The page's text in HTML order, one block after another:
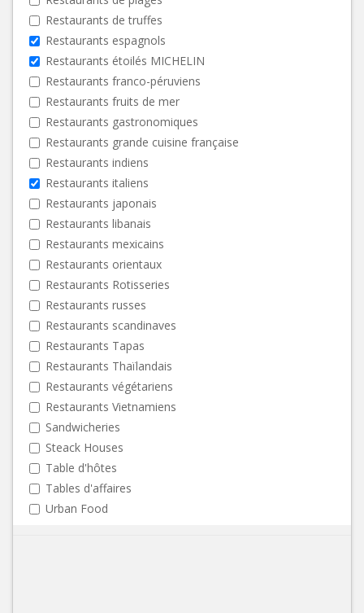
Restaurants de truffes
Restaurants espagnols
Restaurants étoilés MICHELIN
Restaurants franco-péruviens
Restaurants fruits de mer
Restaurants gastronomiques
Restaurants grande cuisine française
Restaurants indiens
Restaurants italiens
Restaurants japonais
Restaurants libanais
Restaurants mexicains
Restaurants orientaux
Restaurants Rotisseries
Restaurants russes
Restaurants scandinaves
Restaurants Tapas
Restaurants Thaïlandais
Restaurants végétariens
Restaurants Vietnamiens
Sandwicheries
Steack Houses
Table d'hôtes
Tables d'affaires
Urban Food